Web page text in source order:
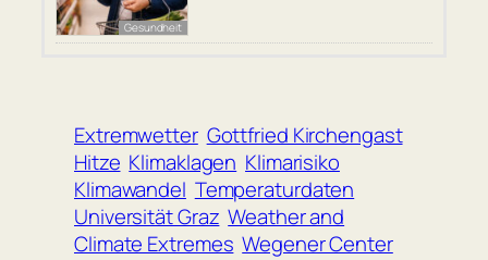
Gesundheit
Extremwetter Gottfried Kirchengast
Hitze Klimaklagen Klimarisiko
Klimawandel Temperaturdaten
Universität Graz Weather and
Climate Extremes Wegener Center